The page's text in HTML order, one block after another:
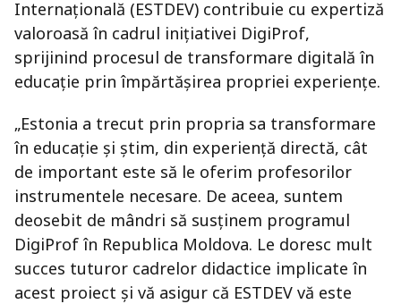
Internațională (ESTDEV) contribuie cu expertiză
valoroasă în cadrul inițiativei DigiProf,
sprijinind procesul de transformare digitală în
educație prin împărtășirea propriei experiențe.
„Estonia a trecut prin propria sa transformare
în educație și știm, din experiență directă, cât
de important este să le oferim profesorilor
instrumentele necesare. De aceea, suntem
deosebit de mândri să susținem programul
DigiProf în Republica Moldova. Le doresc mult
succes tuturor cadrelor didactice implicate în
acest proiect și vă asigur că ESTDEV vă este